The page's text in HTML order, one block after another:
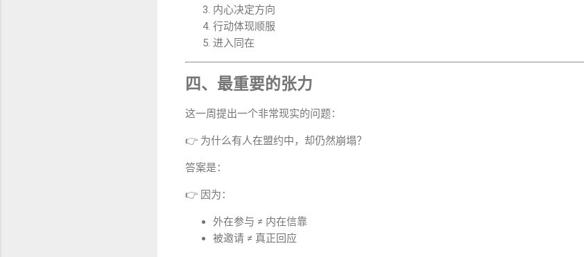
内心决定方向
行动体现顺服
进入同在
四、最重要的张力
这一周提出一个非常现实的问题：
👉 为什么有人在盟约中，却仍然崩塌？
答案是：
👉 因为：
外在参与 ≠ 内在信靠
被邀请 ≠ 真正回应